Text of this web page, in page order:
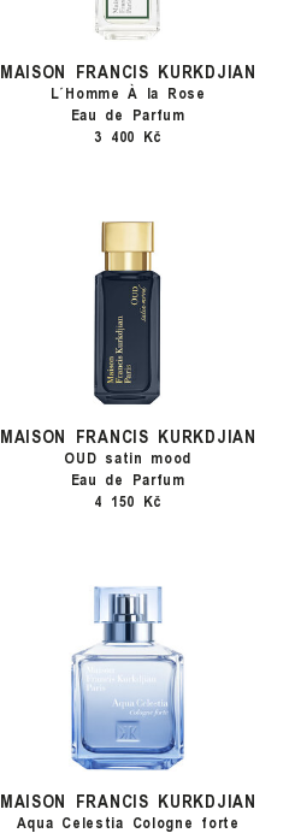
MAISON FRANCIS KURKDJIAN
L´Homme À la Rose
Eau de Parfum
3 400 Kč
MAISON FRANCIS KURKDJIAN
OUD satin mood
Eau de Parfum
4 150 Kč
MAISON FRANCIS KURKDJIAN
Aqua Celestia Cologne forte